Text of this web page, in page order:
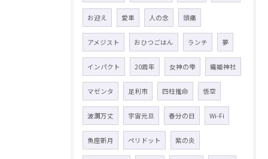
お迎え 愛車 人の念 頭痛
アメジスト おひつごはん ランチ 夢
インパクト 20周年 女神の雫 織姫神社
マゼンタ 足利市 四柱推命 悟空
波瀾万丈 宇宙元旦 春分の日 Wi-Fi
魚座新月 ペリドット 紫の炎